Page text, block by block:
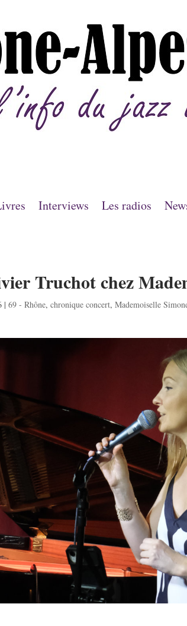
Interviews Les radios
Truchot chez
| 69 - Rhône, chronique concert, Mademoiselle